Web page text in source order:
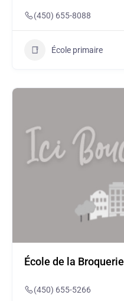
(450) 655-8088
École primaire
École de la Broquerie
(450) 655-5266